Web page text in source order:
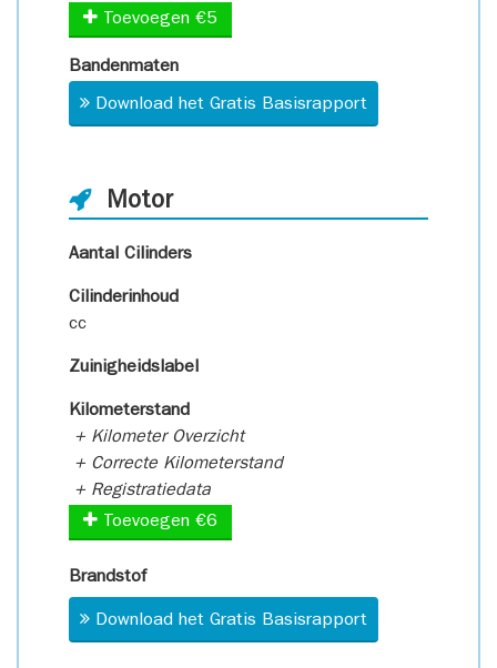
Toevoegen €5
Bandenmaten
Download het Gratis Basisrapport
Motor
Aantal Cilinders
Cilinderinhoud
cc
Zuinigheidslabel
Kilometerstand
+ Kilometer Overzicht
+ Correcte Kilometerstand
+ Registratiedata
Toevoegen €6
Brandstof
Download het Gratis Basisrapport